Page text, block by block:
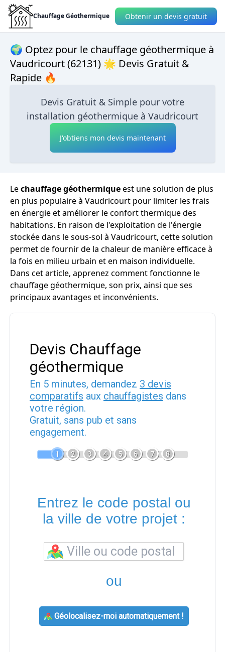
Chauffage Géothermique Obtenir un devis gratuit
🌍 Optez pour le chauffage géothermique à
Vaudricourt (62131) 🌟 Devis Gratuit &
Rapide 🔥
Devis Gratuit & Simple pour votre
installation géothermique à Vaudricourt
J'obtiens mon devis maintenant
Lechauffage géothermiqueest une solution de plus
en plus populaire à Vaudricourt pour limiter les frais
en énergie et améliorer le confort thermique des
habitations. En raison de l'exploitation de l'énergie
stockée dans le sous-sol à Vaudricourt, cette solution
permet de fournir de la chaleur de manière efficace à
la fois en milieu urbain et en maison individuelle.
Dans cet article, apprenez comment fonctionne le
chauffage géothermique, son prix, ainsi que ses
principaux avantages et inconvénients.
Devis Chauffage
géothermique
En 5 minutes, demandez 3 devis
comparatifs aux chauffagistes dans
votre région.
Gratuit, sans pub et sans
engagement.
1 2 3 4 5 6 7 8
Entrez le code postal ou
la ville de votre projet :
ou
Géolocalisez-moi automatiquement !